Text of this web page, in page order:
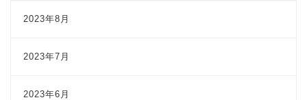
2023年8月
2023年7月
2023年6月